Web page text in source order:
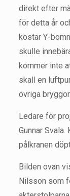
direkt efter
för detta år
kostar Y-
skulle
kommer inte
skall en
övriga bryggor.
Ledare för
Gunnar
pålkranen
Bilden ovan
Nilsson som